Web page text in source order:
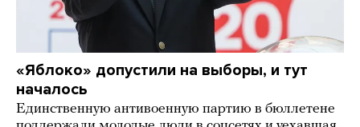
«Яблоко» допустили на выборы, и тут
началось
Единственную антивоенную партию в бюллетене